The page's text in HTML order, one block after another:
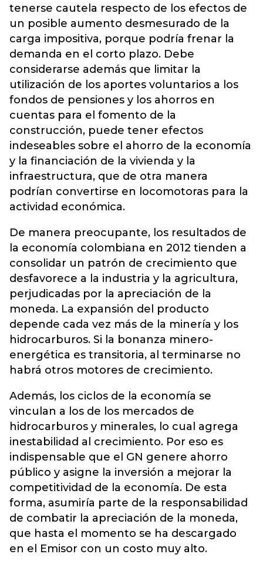
tenerse cautela respecto de los efectos de
un posible aumento desmesurado de la
carga impositiva, porque podría frenar la
demanda en el corto plazo. Debe
considerarse además que limitar la
utilización de los aportes voluntarios a los
fondos de pensiones y los ahorros en
cuentas para el fomento de la
construcción, puede tener efectos
indeseables sobre el ahorro de la economía
y la financiación de la vivienda y la
infraestructura, que de otra manera
podrían convertirse en locomotoras para la
actividad económica.
De manera preocupante, los resultados de
la economía colombiana en 2012 tienden a
consolidar un patrón de crecimiento que
desfavorece a la industria y la agricultura,
perjudicadas por la apreciación de la
moneda. La expansión del producto
depende cada vez más de la minería y los
hidrocarburos. Si la bonanza minero-
energética es transitoria, al terminarse no
habrá otros motores de crecimiento.
Además, los ciclos de la economía se
vinculan a los de los mercados de
hidrocarburos y minerales, lo cual agrega
inestabilidad al crecimiento. Por eso es
indispensable que el GN genere ahorro
público y asigne la inversión a mejorar la
competitividad de la economía. De esta
forma, asumiría parte de la responsabilidad
de combatir la apreciación de la moneda,
que hasta el momento se ha descargado
en el Emisor con un costo muy alto.